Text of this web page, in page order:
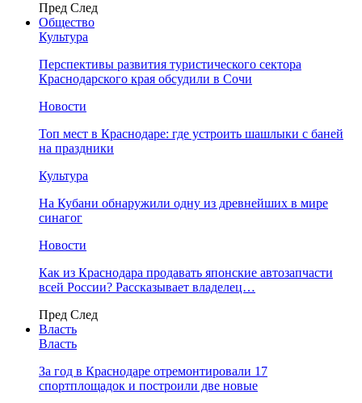
Пред След
Общество
Культура
Перспективы развития туристического сектора
Краснодарского края обсудили в Сочи
Новости
Топ мест в Краснодаре: где устроить шашлыки с баней
на праздники
Культура
На Кубани обнаружили одну из древнейших в мире
синагог
Новости
Как из Краснодара продавать японские автозапчасти
всей России? Рассказывает владелец…
Пред След
Власть
Власть
За год в Краснодаре отремонтировали 17
спортплощадок и построили две новые